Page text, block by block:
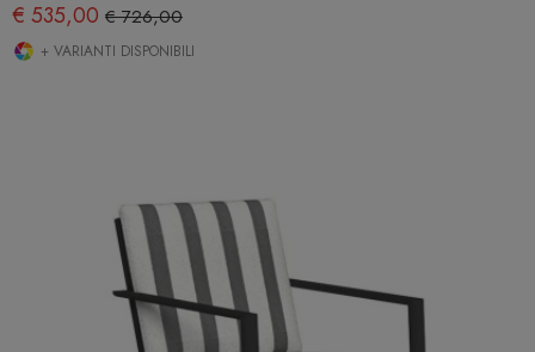
€ 535,00 € 726,00
+ VARIANTI DISPONIBILI